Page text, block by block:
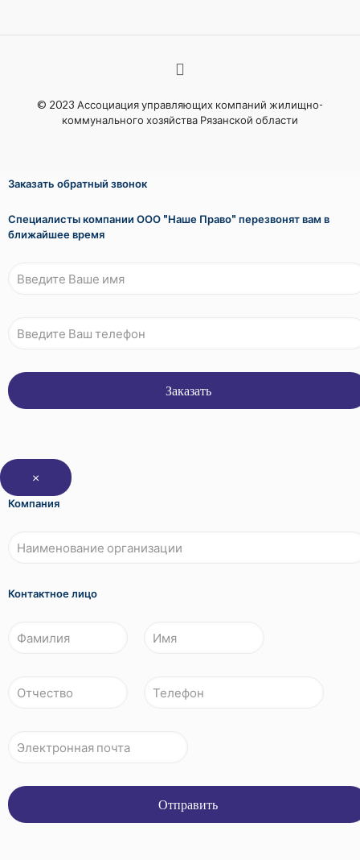
© 2023 Ассоциация управляющих компаний жилищно-
коммунального хозяйства Рязанской области
Заказать обратный звонок
Специалисты компании ООО "Наше Право" перезвонят вам в
ближайшее время
×
Компания
Контактное лицо